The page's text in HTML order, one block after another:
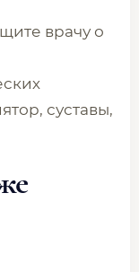
врачу о
суставы,